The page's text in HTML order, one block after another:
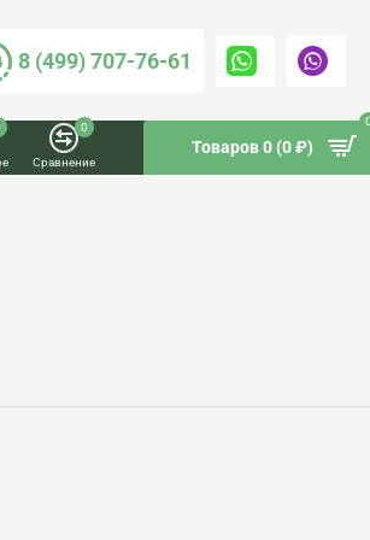
8 (499) 707-76-61
Сравнение
0
Товаров 0 (0 ₽)